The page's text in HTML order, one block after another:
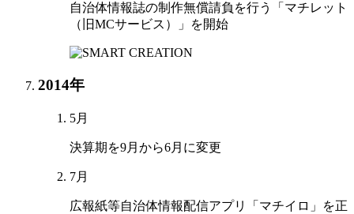
自治体情報誌の制作無償請負を行う「マチレット
（旧MCサービス）」を開始
2014年
5月
決算期を9月から6月に変更
7月
広報紙等自治体情報配信アプリ「マチイロ」を正